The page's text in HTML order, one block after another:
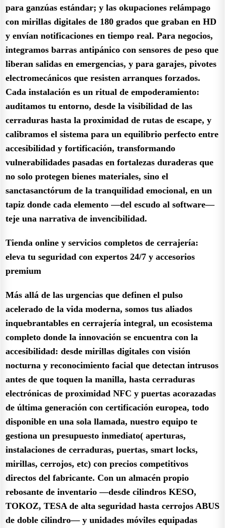
para ganzúas estándar; y las okupaciones relámpago
con mirillas digitales de 180 grados que graban en HD
y envían notificaciones en tiempo real. Para negocios,
integramos barras antipánico con sensores de peso que
liberan salidas en emergencias, y para garajes, pivotes
electromecánicos que resisten arranques forzados.
Cada instalación es un ritual de empoderamiento:
auditamos tu entorno, desde la visibilidad de las
cerraduras hasta la proximidad de rutas de escape, y
calibramos el sistema para un equilibrio perfecto entre
accesibilidad y fortificación, transformando
vulnerabilidades pasadas en fortalezas duraderas que
no solo protegen bienes materiales, sino el
sanctasanctórum de la tranquilidad emocional, en un
tapiz donde cada elemento —del escudo al software—
teje una narrativa de invencibilidad.
Tienda online y servicios completos de cerrajería:
eleva tu seguridad con expertos 24/7 y accesorios
premium
Más allá de las urgencias que definen el pulso
acelerado de la vida moderna, somos tus aliados
inquebrantables en cerrajería integral, un ecosistema
completo donde la innovación se encuentra con la
accesibilidad: desde mirillas digitales con visión
nocturna y reconocimiento facial que detectan intrusos
antes de que toquen la manilla, hasta cerraduras
electrónicas de proximidad NFC y puertas acorazadas
de última generación con certificación europea, todo
disponible en una sola llamada, nuestro equipo te
gestiona un presupuesto inmediato( aperturas,
instalaciones de cerraduras, puertas, smart locks,
mirillas, cerrojos, etc) con precios competitivos
directos del fabricante. Con un almacén propio
rebosante de inventario —desde cilindros KESO,
TOKOZ, TESA de alta seguridad hasta cerrojos ABUS
de doble cilindro— y unidades móviles equipadas